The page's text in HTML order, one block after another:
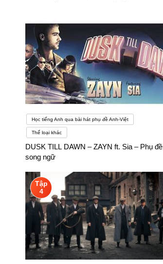
Học tiếng Anh qua bài hát phụ đề Anh-Việt
Thể loại khác
DUSK TILL DAWN – ZAYN ft. Sia – Phụ đề
song ngữ
Tập
4